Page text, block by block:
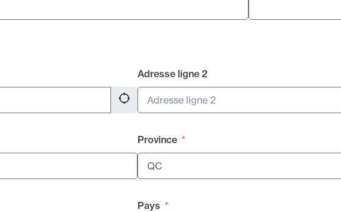
Adresse ligne 2
Province
Pays